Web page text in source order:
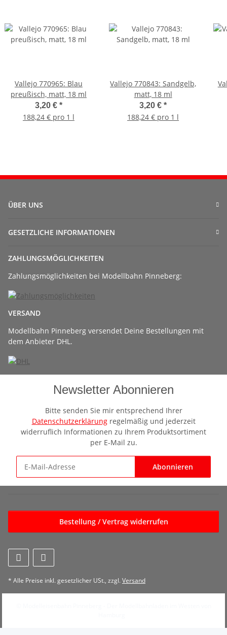
Vallejo 770965: Blau
preußisch, matt, 18 ml
3,20 € *
188,24 € pro 1 l
Vallejo 770843: Sandgelb,
matt, 18 ml
3,20 €*
188,24 € pro 1 l
ÜBER UNS
GESETZLICHE INFORMATIONEN
ZAHLUNGSMÖGLICHKEITEN
Zahlungsmöglichkeiten bei Modellbahn Pinneberg:
VERSAND
Modellbahn Pinneberg versendet Deine Bestellungen mit
dem Anbieter DHL.
Newsletter Abonnieren
Bitte senden Sie mir entsprechend Ihrer
Datenschutzerklärungregelmäßig und jederzeit
widerruflich Informationen zu Ihrem Produktsortiment
per E-Mail zu.
Abonnieren
Bestellung / Vertrag widerrufen
* Alle Preise inkl. gesetzlicher USt., zzgl.Versand